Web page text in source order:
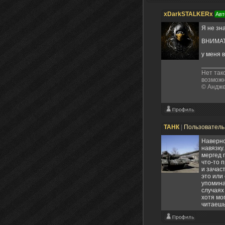
xDarkSTALKERx
Я не
у меня
Нет
©
ТАНК|
мергед
что-то
и
это или
хотя